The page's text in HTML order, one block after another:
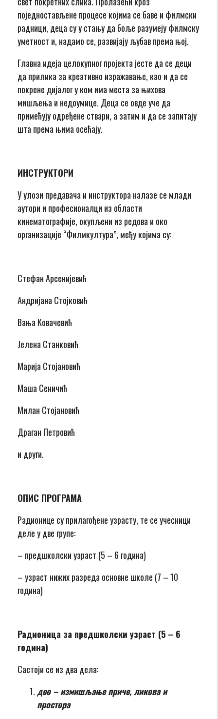
поједностављене процесе којима се баве и филмски
радници, деца су у стању да боље разумеју филмску
уметност и, надамо се, развијају љубав према њој.
Главна идеја целокупног пројекта јесте да се деци
да прилика за креативно изражавање, као и да се
покрене дијалог у ком има места за њихова
мишљења и недoумице. Деца се овде уче да
примећују одређене ствари, а затим и да се запитају
шта према њима осећају.
ИНСТРУКТОРИ
У улози предавача и инструктора налазе се млади
аутори и професионалци из области
кинематографије, окупљени из редова и око
организације “Филмкултура”, међу којима су:
Стефан Арсенијевић
Андријана Стојковић
Вања Ковачевић
Јелена Станковић
Марија Стојановић
Маша Сеничић
Милан Стојановић
Драган Петровић
и други.
ОПИС ПРОГРАМА
Радионице су прилагођене узрасту, те се учесници
деле у две групе:
– предшколски узраст (5 – 6 година)
– узраст нижих разреда основне школе (7 – 10
година)
Радионица за предшколски узраст (5 – 6
година)
Састоји се из два дела:
део – измишљање приче, ликова и
простора